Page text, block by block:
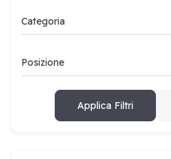
Categoria
Posizione
Applica Filtri